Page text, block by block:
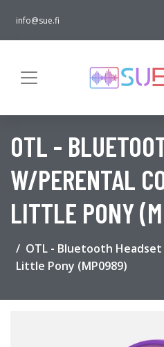
info@sue.fi
OTL -
W/PERENTAL
LITTLE PONY
OTL - Bluetooth
Little Pony (MP0989)